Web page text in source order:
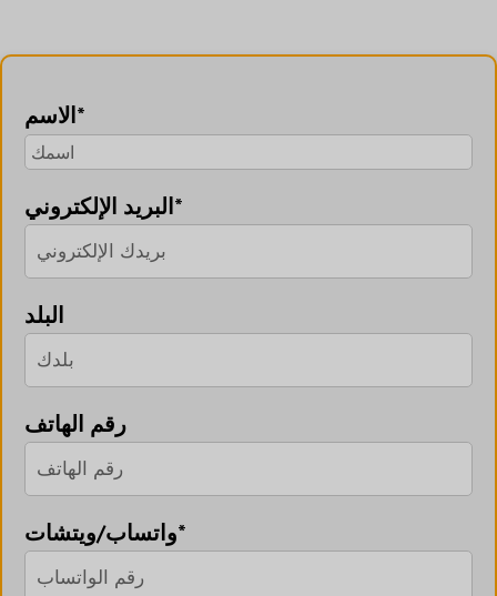
الاسم*
البريد الإلكتروني*
البلد
رقم الهاتف
واتساب/ويتشات*